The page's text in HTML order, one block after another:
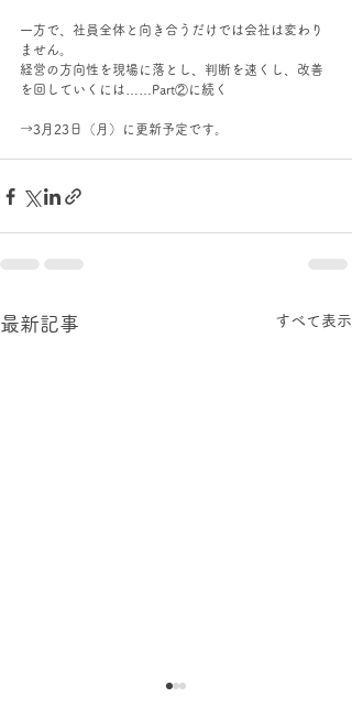
一方で、社員全体と向き合うだけでは会社は変わり
ません。
経営の方向性を現場に落とし、判断を速くし、改善
を回していくには……Part②に続く
→3月23日（月）に更新予定です。
最新記事 すべて表示